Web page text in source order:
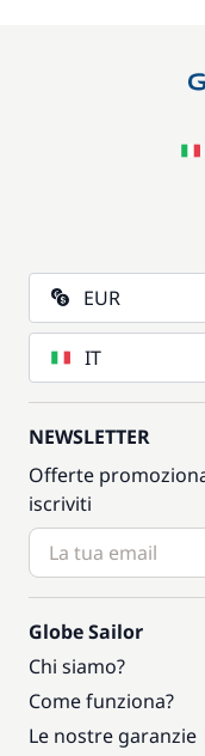
EUR
IT
NEWSLETTER
Offerte
iscriviti
Globe Sailor
Chi siamo?
Come funziona?
Le nostre garanzie